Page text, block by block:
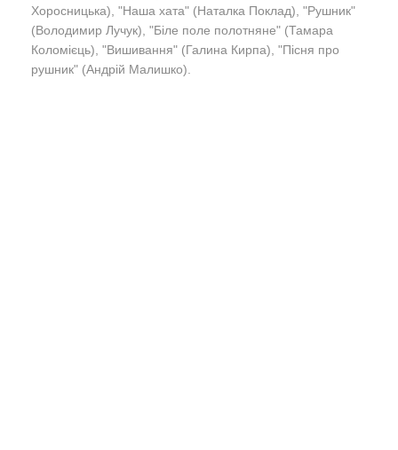
Хоросницька), "Наша хата" (Наталка Поклад), "Рушник"
(Володимир Лучук), "Біле поле полотняне" (Тамара
Коломієць), "Вишивання" (Галина Кирпа), "Пісня про
рушник" (Андрій Малишко).